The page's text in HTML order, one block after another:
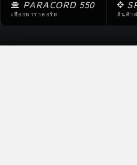
PARACORD 550
เชือกพาราคอร์ด สินค้า